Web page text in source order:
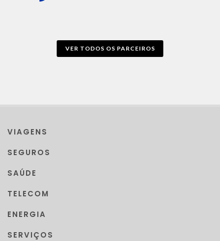
VER TODOS OS PARCEIROS
VIAGENS
SEGUROS
SAÚDE
TELECOM
ENERGIA
SERVIÇOS